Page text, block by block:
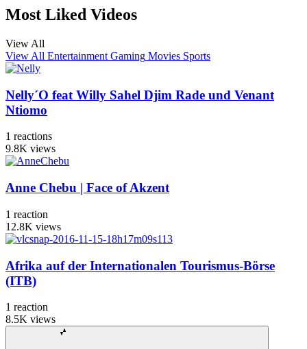
Most Liked Videos
View All
View All Entertainment Gaming Movies Sports
Nelly´O feat Willy Sahel Djim Rade und Venant
Ntiomo
1 reactions
9.8K views
Anne Chebu | Face of Akzent
1 reaction
12.8K views
Afrika auf der Internationalen Tourismus-Börse
(ITB)
1 reaction
8.5K views